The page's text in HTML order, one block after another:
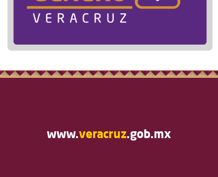
www.veracruz.gob.mx